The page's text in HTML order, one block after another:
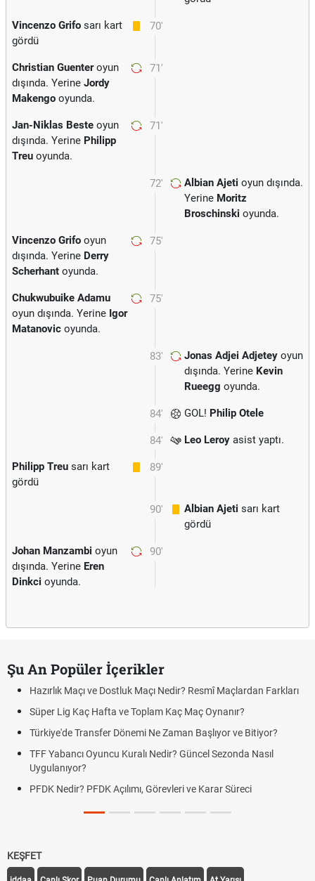
70'
Vincenzo Grifo sarı kart
gördü
71'
Christian Guenteroyun
dışında. Yerine Jordy
Makengo oyunda.
71'
Jan-Niklas Beste oyun
dışında. Yerine Philipp
Treu oyunda.
72' Albian Ajeti oyun dışında.
Yerine Moritz
Broschinski oyunda.
75'
Vincenzo Grifo oyun
dışında. Yerine Derry
Scherhant oyunda.
75'
Chukwubuike Adamu
oyun dışında. Yerine Igor
Matanovic oyunda.
83' Jonas Adjei Adjetey oyun
dışında. Yerine Kevin
Rueegg oyunda.
84' GOL! Philip Otele
84' Leo Leroy asist yaptı.
89'
Philipp Treu sarı kart
gördü
90' Albian Ajeti sarı kart
gördü
90'
Johan Manzambi oyun
dışında. Yerine Eren
Dinkci oyunda.
Şu An Popüler İçerikler
Nedir? Resmî Maçlardan Farkları
Kaç Maç Oynanır?
Ne Zaman Başlıyor ve Bitiyor?
Nedir? Güncel Sezonda Nasıl
Görevleri ve Karar Süreci
Puan Durumunda AG, OM
Skor Ne Demek? Sporda
Futbol Nasıl Oynanır?
Deplasman Golü Kuralı
DGS Sonuçları Ne Zaman
KEŞFET